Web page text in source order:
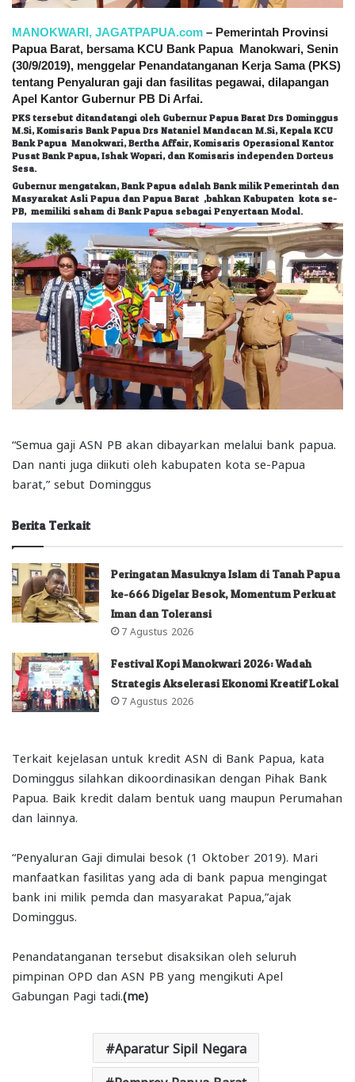
MANOKWARI, JAGATPAPUA.com – Pemerintah Provinsi
Papua Barat, bersama KCU Bank Papua Manokwari, Senin
(30/9/2019), menggelar Penandatanganan Kerja Sama (PKS)
tentang Penyaluran gaji dan fasilitas pegawai, dilapangan
Apel Kantor Gubernur PB Di Arfai.
PKS tersebut ditandatangi oleh Gubernur Papua Barat Drs Dominggus
M.Si, Komisaris Bank Papua Drs Nataniel Mandacan M.Si, Kepala KCU
Bank Papua Manokwari, Bertha Affair, Komisaris Operasional Kantor
Pusat Bank Papua, Ishak Wopari, dan Komisaris independen Dorteus
Sesa.
Gubernur mengatakan, Bank Papua adalah Bank milik Pemerintah dan
Masyarakat Asli Papua dan Papua Barat ,bahkan Kabupaten kota se-
PB, memiliki saham di Bank Papua sebagai Penyertaan Modal.
“Semua gaji ASN PB akan dibayarkan melalui bank papua.
Dan nanti juga diikuti oleh kabupaten kota se-Papua
barat,” sebut Dominggus
Berita Terkait
Peringatan Masuknya Islam di Tanah Papua
ke-666 Digelar Besok, Momentum Perkuat
Iman dan Toleransi
7 Agustus 2026
Festival Kopi Manokwari 2026: Wadah
Strategis Akselerasi Ekonomi Kreatif Lokal
7 Agustus 2026
Terkait kejelasan untuk kredit ASN di Bank Papua, kata
Dominggus silahkan dikoordinasikan dengan Pihak Bank
Papua. Baik kredit dalam bentuk uang maupun Perumahan
dan lainnya.
“Penyaluran Gaji dimulai besok (1 Oktober 2019). Mari
manfaatkan fasilitas yang ada di bank papua mengingat
bank ini milik pemda dan masyarakat Papua,”ajak
Dominggus.
Penandatanganan tersebut disaksikan oleh seluruh
pimpinan OPD dan ASN PB yang mengikuti Apel
Gabungan Pagi tadi. (me)
Aparatur Sipil Negara